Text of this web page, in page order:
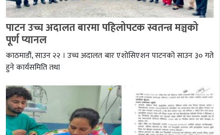
पाटन उच्च अदालत बारमा पहिलोपटक स्वतन्त्र मञ्चको
पूर्ण प्यानल
काठमाडौं, साउन २२ । उच्च अदालत बार एशोसिएशन पाटनको साउन ३० गते
हुने कार्यसमिति तथा